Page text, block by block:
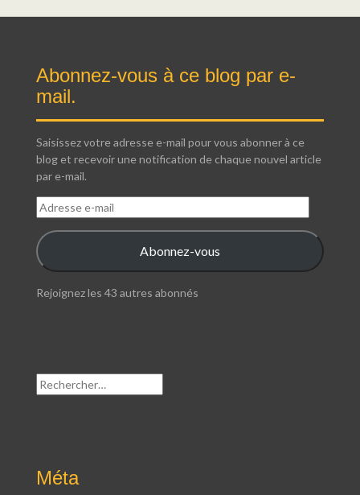
Abonnez-vous à ce blog par e-
mail.
Saisissez votre adresse e-mail pour vous abonner à ce
blog et recevoir une notification de chaque nouvel article
par e-mail.
Adresse
e-
mail
Abonnez-vous
Rejoignez les 43 autres abonnés
Rechercher :
Méta